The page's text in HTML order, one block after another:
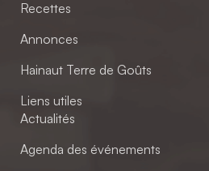
Recettes
Annonces
Hainaut Terre de Goûts
Liens utiles
Actualités
Agenda des événements